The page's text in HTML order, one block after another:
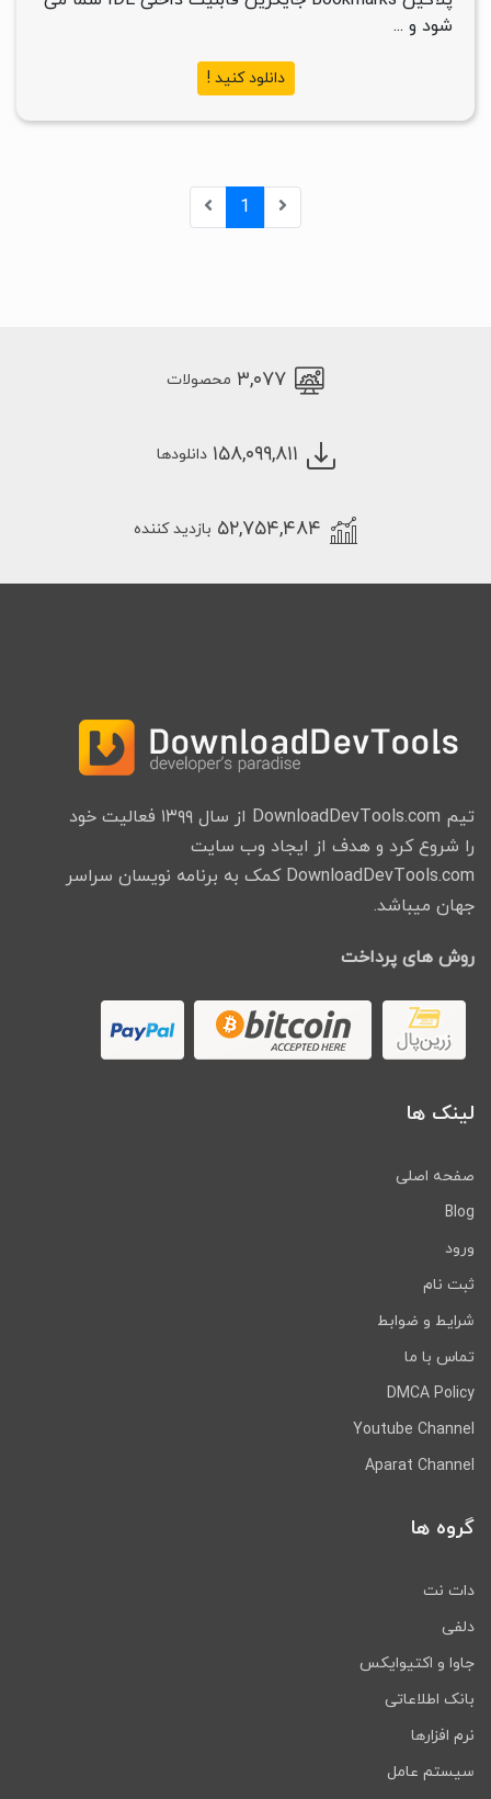
شود و ...
دانلود کنید !
1
۳,۰۷۷ محصولات
۱۵۸,۰۹۹,۸۱۱ دانلودها
۵۲,۷۵۴,۴۸۴ بازدید کننده
تیم DownloadDevTools.com از سال ۱۳۹۹ فعالیت خود
را شروع کرد و هدف از ایجاد وب سایت
DownloadDevTools.com کمک به برنامه نویسان سراسر
جهان میباشد.
روش های پرداخت
لینک ها
صفحه اصلی
Blog
ورود
ثبت نام
شرایط و ضوابط
تماس با ما
DMCA Policy
Youtube Channel
Aparat Channel
گروه ها
دات نت
دلفی
جاوا و اکتیوایکس
بانک اطلاعاتی
نرم افزارها
سیستم عامل